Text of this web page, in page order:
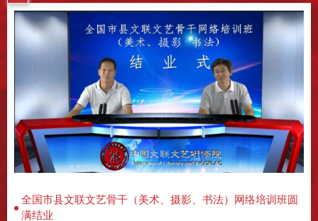
全国市县文联文艺骨干（美术、摄影、书法）网络培训班圆
满结业